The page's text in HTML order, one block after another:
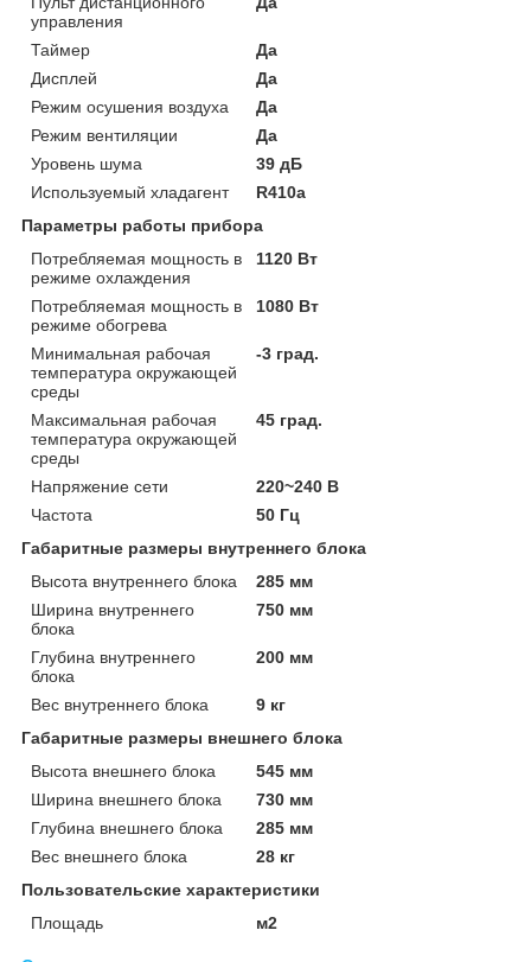
управления
Таймер
Да
Дисплей
Да
Режим осушения воздуха
Да
Режим вентиляции
Да
Уровень шума
39 дБ
Используемый хладагент
R410a
Параметры работы прибора
Потребляемая мощность в
режиме охлаждения
1120 Вт
Потребляемая мощность в
режиме обогрева
1080 Вт
Минимальная рабочая
температура окружающей
среды
-3 град.
Максимальная рабочая
температура окружающей
среды
45 град.
Напряжение сети
220~240 В
Частота
50 Гц
Габаритные размеры внутреннего блока
Высота внутреннего блока
285 мм
Ширина внутреннего
блока
750 мм
Глубина внутреннего
блока
200 мм
Вес внутреннего блока
9 кг
Габаритные размеры внешнего блока
Высота внешнего блока
545 мм
Ширина внешнего блока
730 мм
Глубина внешнего блока
285 мм
Вес внешнего блока
28 кг
Пользовательские характеристики
Площадь
м2